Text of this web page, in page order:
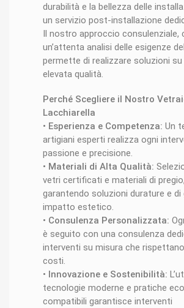
durabilità e la bellezza delle
un servizio post-installazione
Il nostro approccio consulenziale,
un’attenta analisi delle esigenze
permette di realizzare soluzioni su
elevata qualità.
Perché Scegliere il Nostro
Lacchiarella
• Esperienza e Competenza: Un
artigiani esperti realizza ogni
passione e precisione.
• Materiali di Alta Qualità:
vetri certificati e materiali di pregio,
garantendo soluzioni durature e di
impatto estetico.
• Consulenza Personalizzata:
è seguito con una consulenza
interventi su misura che
costi.
• Innovazione e Sostenibilità:
tecnologie moderne e pratiche
compatibili garantisce interventi